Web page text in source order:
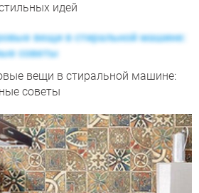
идей
вещи в стиральной машине:
советы